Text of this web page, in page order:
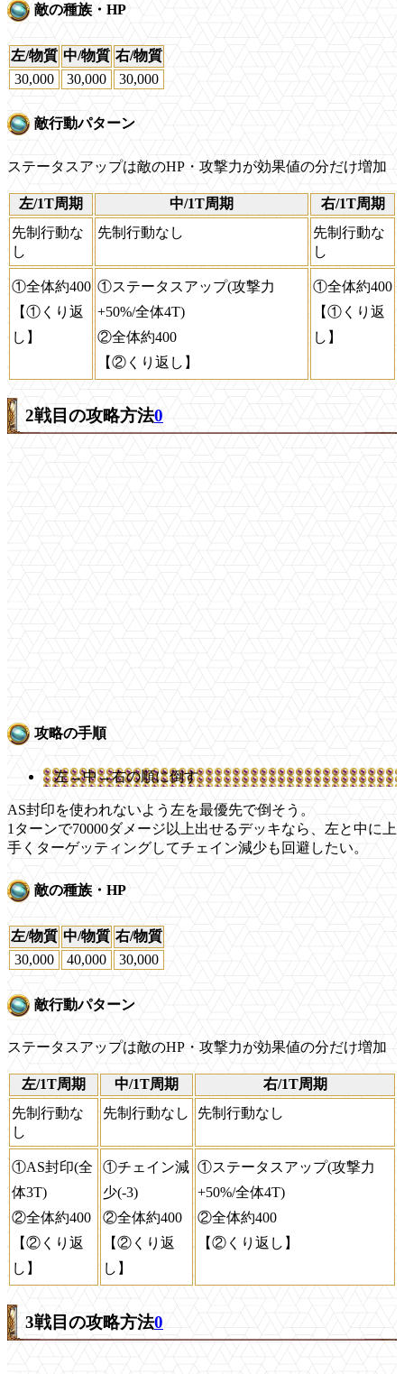
敵の種族・HP
左/物質 中/物質 右/物質
30,000
30,000 30,000
敵行動パターン
ステータスアップは敵のHP・攻撃力が効果値の分だけ増加
左/1T周期 中/1T周期
右/1T周期
先制行動な
し
先制行動なし
先制行動な
し
①全体約400
【①くり返
し】
①ステータスアップ(攻撃力
+50%/全体4T)
②全体約400
【②くり返し】
①全体約400
【①くり返
し】
2戦目の攻略方法0
攻略の手順
左→中→右の順に倒す
AS封印を使われないよう左を最優先で倒そう。
1ターンで70000ダメージ以上出せるデッキなら、左と中に上
手くターゲッティングしてチェイン減少も回避したい。
敵の種族・HP
左/物質 中/物質 右/物質
30,000
40,000 30,000
敵行動パターン
ステータスアップは敵のHP・攻撃力が効果値の分だけ増加
左/1T周期 中/1T周期
右/1T周期
先制行動な
し
先制行動なし 先制行動なし
①AS封印(全
体3T)
②全体約400
【②くり返
し】
①チェイン減
少(-3)
②全体約400
【②くり返
し】
①ステータスアップ(攻撃力
+50%/全体4T)
②全体約400
【②くり返し】
3戦目の攻略方法0